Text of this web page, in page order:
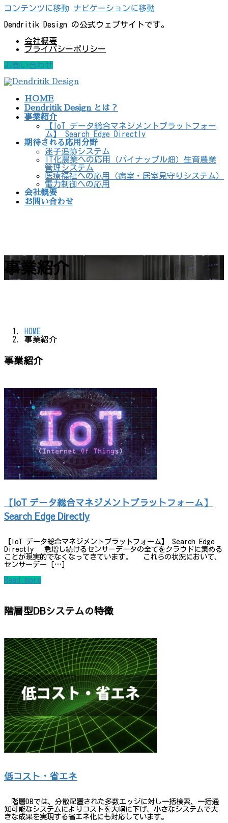
コンテンツに移動 ナビゲーションに移動
Dendritik Design の公式ウェブサイトです。
会社概要
プライバシーポリシー
お問い合わせ
HOME
Dendritik Design とは？
事業紹介
【IoT データ総合マネジメントプラットフォー
ム】 Search Edge Directly
期待される応用分野
迷子追跡システム
IT化農業への応用（パイナップル畑）生育農業
管理システム
医療福祉への応用（病室・居室見守りシステム）
電力制御への応用
会社概要
お問い合わせ
事業紹介
HOME
事業紹介
事業紹介
【IoT データ総合マネジメントプラットフォーム】
Search Edge Directly
【IoT データ総合マネジメントプラットフォーム】 Search Edge
Directly 急増し続けるセンサーデータの全てをクラウドに集める
ことが現実的でなくなってきています。 これらの状況において、
センサーデー […]
Read more
階層型DBシステムの特徴
低コスト・省エネ
階層DBでは、分散配置された多数エッジに対し一括検索、一括通
知可能なシステムによりコストを大幅に下げ、小さなシステムで大
きな成果を実現する省エネ化にも対応しています。